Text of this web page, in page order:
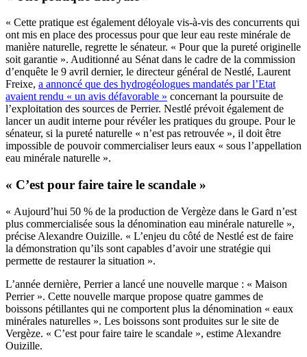
« Cette pratique est également déloyale vis-à-vis des concurrents qui
ont mis en place des processus pour que leur eau reste minérale de
manière naturelle, regrette le sénateur. « Pour que la pureté originelle
soit garantie ». Auditionné au Sénat dans le cadre de la commission
d’enquête le 9 avril dernier, le directeur général de Nestlé, Laurent
Freixe, a annoncé que des hydrogéologues mandatés par l’Etat
avaient rendu « un avis défavorable » concernant la poursuite de
l’exploitation des sources de Perrier. Nestlé prévoit également de
lancer un audit interne pour révéler les pratiques du groupe. Pour le
sénateur, si la pureté naturelle « n’est pas retrouvée », il doit être
impossible de pouvoir commercialiser leurs eaux « sous l’appellation
eau minérale naturelle ».
« C’est pour faire taire le scandale »
« Aujourd’hui 50 % de la production de Vergèze dans le Gard n’est
plus commercialisée sous la dénomination eau minérale naturelle »,
précise Alexandre Ouizille. « L’enjeu du côté de Nestlé est de faire
la démonstration qu’ils sont capables d’avoir une stratégie qui
permette de restaurer la situation ».
L’année dernière, Perrier a lancé une nouvelle marque : « Maison
Perrier ». Cette nouvelle marque propose quatre gammes de
boissons pétillantes qui ne comportent plus la dénomination « eaux
minérales naturelles ». Les boissons sont produites sur le site de
Vergèze. « C’est pour faire taire le scandale », estime Alexandre
Ouizille.